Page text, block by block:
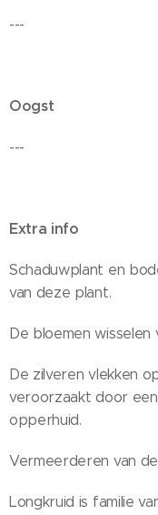
---
Oogst
---
Extra info
Schaduwplant en
van deze plant.
De bloemen wisselen
De zilveren vlekken
veroorzaakt door
opperhuid.
Vermeerderen van
Longkruid is familie